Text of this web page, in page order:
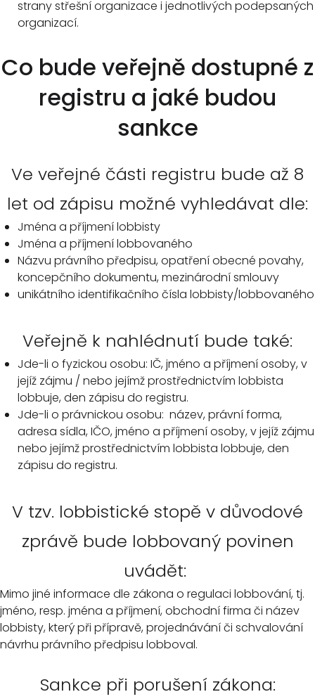
strany střešní organizace i jednotlivých podepsaných
organizací.
Co bude veřejně dostupné z
registru a jaké budou
sankce
Ve veřejné části registru bude až 8
let od zápisu možné vyhledávat dle:
Jména a příjmení lobbisty
Jména a příjmení lobbovaného
Názvu právního předpisu, opatření obecné povahy,
koncepčního dokumentu, mezinárodní smlouvy
unikátního identifikačního čísla lobbisty/lobbovaného
Veřejně k nahlédnutí bude také:
Jde-li o fyzickou osobu: IČ, jméno a příjmení osoby, v
jejíž zájmu / nebo jejímž prostřednictvím lobbista
lobbuje, den zápisu do registru.
Jde-li o právnickou osobu: název, právní forma,
adresa sídla, IČO, jméno a příjmení osoby, v jejíž zájmu
nebo jejímž prostřednictvím lobbista lobbuje, den
zápisu do registru.
V tzv. lobbistické stopě v důvodové
zprávě bude lobbovaný povinen
uvádět:
Mimo jiné informace dle zákona o regulaci lobbování, tj.
jméno, resp. jména a příjmení, obchodní firma či název
lobbisty, který při přípravě, projednávání či schvalování
návrhu právního předpisu lobboval.
Sankce při porušení zákona: